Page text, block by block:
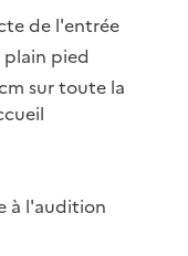
de l'entrée
plain pied
sur toute la
à l'audition